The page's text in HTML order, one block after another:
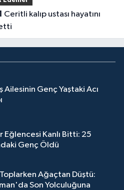
Ailesinin Genç Yaştaki Acı
Eğlencesi Kanlı Bitti: 25
Genç Öldü
Toplarken Ağaçtan Düştü:
Son Yolculuğuna